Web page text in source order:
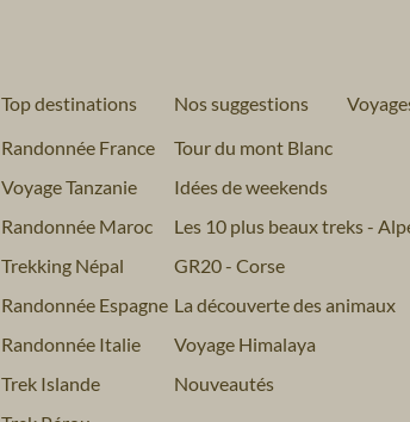
Top destinations
Randonnée France
Voyage Tanzanie
Randonnée Maroc
Trekking Népal
Randonnée Espagne
Randonnée Italie
Trek Islande
Nos suggestions
Tour du mont Blanc
Idées de weekends
Les 10 plus beaux treks -
GR20 - Corse
La découverte des animaux
Voyage Himalaya
Nouveautés